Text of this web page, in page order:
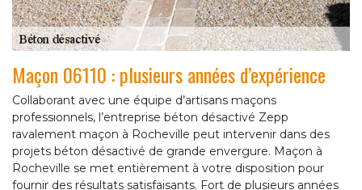
Maçon 06110 : plusieurs années d’expérience
Collaborant avec une équipe d’artisans maçons
professionnels, l’entreprise béton désactivé Zepp
ravalement maçon à Rocheville peut intervenir dans des
projets béton désactivé de grande envergure. Maçon à
Rocheville se met entièrement à votre disposition pour
fournir des résultats satisfaisants. Fort de plusieurs années